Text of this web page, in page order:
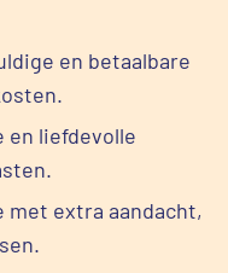
en betaalbare
en liefdevolle
met extra aandacht,